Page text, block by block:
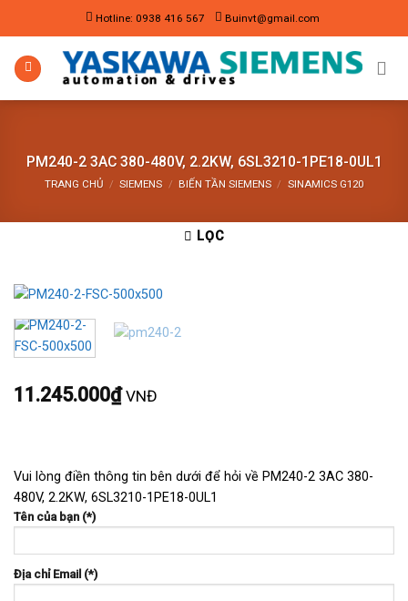
content
Hotline: 0938 416 567 Buinvt@gmail.com
PM240-2 3AC 380-480V, 2.2KW, 6SL3210-1PE18-0UL1
TRANG CHỦ / SIEMENS / BIẾN TẦN SIEMENS / SINAMICS G120
LỌC
11.245.000₫ VNĐ
Vui lòng điền thông tin bên dưới để hỏi về PM240-2 3AC 380-
480V, 2.2KW, 6SL3210-1PE18-0UL1
Tên của bạn (*)
Địa chỉ Email (*)